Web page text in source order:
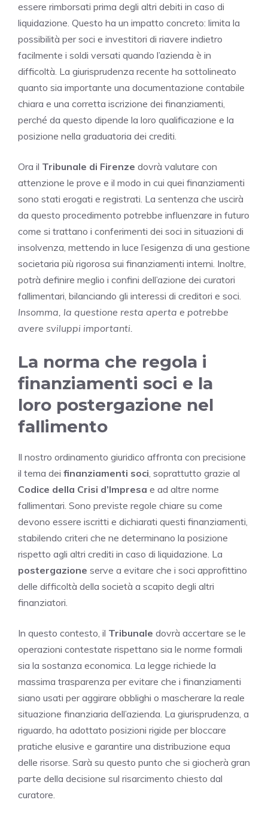
essere rimborsati prima degli altri debiti in caso di
liquidazione. Questo ha un impatto concreto: limita la
possibilità per soci e investitori di riavere indietro
facilmente i soldi versati quando l’azienda è in
difficoltà. La giurisprudenza recente ha sottolineato
quanto sia importante una documentazione contabile
chiara e una corretta iscrizione dei finanziamenti,
perché da questo dipende la loro qualificazione e la
posizione nella graduatoria dei crediti.
Ora il Tribunale di Firenze dovrà valutare con
attenzione le prove e il modo in cui quei finanziamenti
sono stati erogati e registrati. La sentenza che uscirà
da questo procedimento potrebbe influenzare in futuro
come si trattano i conferimenti dei soci in situazioni di
insolvenza, mettendo in luce l’esigenza di una gestione
societaria più rigorosa sui finanziamenti interni. Inoltre,
potrà definire meglio i confini dell’azione dei curatori
fallimentari, bilanciando gli interessi di creditori e soci.
Insomma, la questione resta aperta e potrebbe
avere sviluppi importanti.
La norma che regola i
finanziamenti soci e la
loro postergazione nel
fallimento
Il nostro ordinamento giuridico affronta con precisione
il tema dei finanziamenti soci , soprattutto grazie al
Codice della Crisi d’Impresa e ad altre norme
fallimentari. Sono previste regole chiare su come
devono essere iscritti e dichiarati questi finanziamenti,
stabilendo criteri che ne determinano la posizione
rispetto agli altri crediti in caso di liquidazione. La
postergazione serve a evitare che i soci approfittino
delle difficoltà della società a scapito degli altri
finanziatori.
In questo contesto, il Tribunale dovrà accertare se le
operazioni contestate rispettano sia le norme formali
sia la sostanza economica. La legge richiede la
massima trasparenza per evitare che i finanziamenti
siano usati per aggirare obblighi o mascherare la reale
situazione finanziaria dell’azienda. La giurisprudenza, a
riguardo, ha adottato posizioni rigide per bloccare
pratiche elusive e garantire una distribuzione equa
delle risorse. Sarà su questo punto che si giocherà gran
parte della decisione sul risarcimento chiesto dal
curatore.